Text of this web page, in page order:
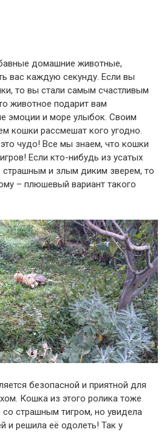
домашние животные,
вас каждую секунду. Если вы
то вы стали самым счастливым
животное подарит вам
эмоции и море улыбок. Своим
кошки рассмешат кого угодно.
чудо! Все мы знаем, что кошки
Если кто-нибудь из усатых
страшным и злым диким зверем, то
– плюшевый вариант такого
безопасной и приятной для
Кошка из этого ролика тоже
со страшным тигром, но увидела
и решила её одолеть! Так у